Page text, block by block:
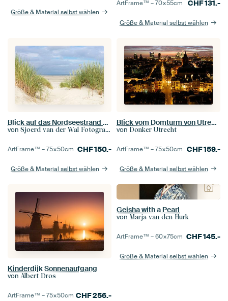
Größe & Material selbst wählen
ArtFrame™ –70×55cm CHF131.-
Größe & Material selbst wählen
Blick auf das Nordseestrand auf der Nordseeinsel Terschelling
von Sjoerd van der Wal Fotografie
ArtFrame™ –75×50cm CHF150.-
Größe & Material selbst wählen
Blick vom Domturm von Utrecht in Richtung Zadelstraat
von Donker Utrecht
ArtFrame™ –75×50cm CHF159.-
Größe & Material selbst wählen
Kinderdijk Sonnenaufgang
von Albert Dros
ArtFrame™ –75×50cm CHF256.-
Geisha with a Pearl
von Marja van den Hurk
ArtFrame™ –60×75cm CHF145.-
Größe & Material selbst wählen